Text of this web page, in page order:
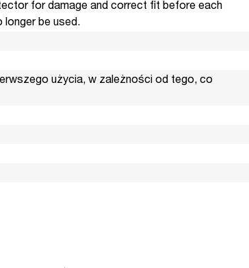
for damage and correct fit before each
longer be used.
użycia, w zależności od tego, co